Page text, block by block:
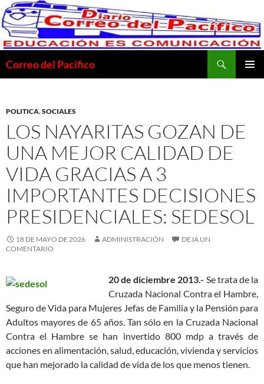
Saltar
al
contenido
Correo del Pacifico
POLITICA,SOCIALES
LOS NAYARITAS GOZAN DE
UNA MEJOR CALIDAD DE
VIDA GRACIAS A 3
IMPORTANTES DECISIONES
PRESIDENCIALES: SEDESOL
18 DE MAYO DE 2026 ADMINISTRACIÓN
DEJA UN
COMENTARIO
20 de diciembre 2013.- Se trata de la
Cruzada Nacional Contra el Hambre,
Seguro de Vida para Mujeres Jefas de Familia y la Pensión para
Adultos mayores de 65 años. Tan sólo en la Cruzada Nacional
Contra el Hambre se han invertido 800 mdp a través de
acciones en alimentación, salud, educación, vivienda y servicios
que han mejorado la calidad de vida de los que menos tienen.